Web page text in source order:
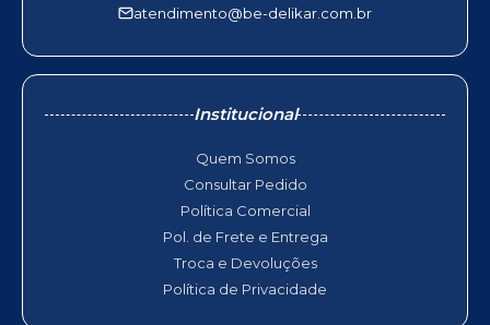
atendimento@be-delikar.com.br
Institucional
Quem Somos
Consultar Pedido
Política Comercial
Pol. de Frete e Entrega
Troca e Devoluções
Política de Privacidade